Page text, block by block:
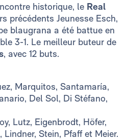
historique, le Real
précédents Jeunesse Esch,
blaugrana a été battue en
3-1. Le meilleur buteur de
, avec 12 buts.
Marquitos, Santamaría,
Del Sol, Di Stéfano,
Lutz, Eigenbrodt, Höfer,
Stein, Pfaff et Meier.